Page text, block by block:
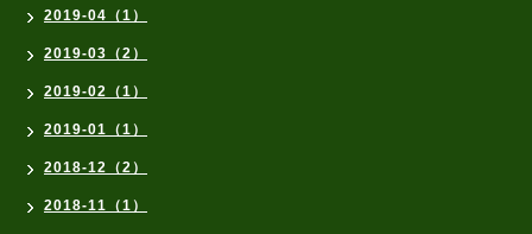
2019-04（1）
2019-03（2）
2019-02（1）
2019-01（1）
2018-12（2）
2018-11（1）